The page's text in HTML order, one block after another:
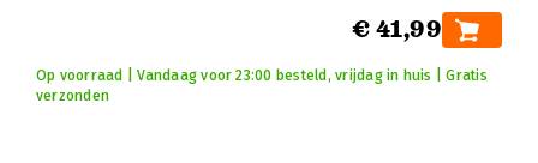
€ 41,99
Op voorraad | Vandaag voor 23:00 besteld, vrijdag in huis | Gratis
verzonden